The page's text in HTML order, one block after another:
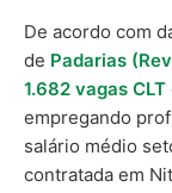
De acordo com
de Padarias
1.682 vagas CLT
empregando
salário médio
contratada em